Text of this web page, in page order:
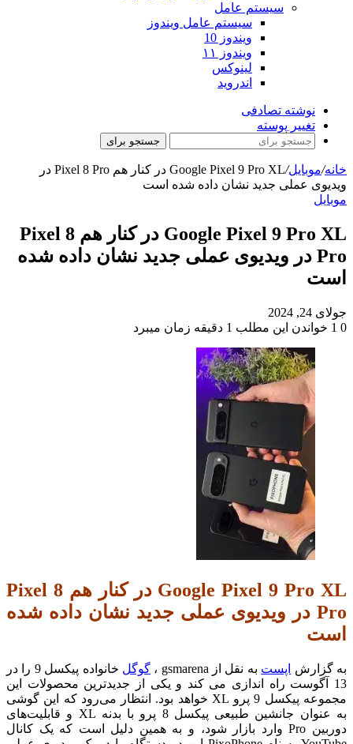
سیستم عامل
سیستم عامل ویندوز
ویندوز 10
ویندوز ۱۱
لینوکس
اندروید
نوشته تصادفی
تغییر پوسته
جستجو برای
خانه/موبایل/
Google Pixel 9 Pro XL در کنار هم Pixel 8 Pro در
ویدیوی عملی جدید نشان داده شده است
موبایل
Google Pixel 9 Pro XL در کنار هم Pixel 8
Pro در ویدیوی عملی جدید نشان داده شده
است
جولای 24, 2024
0
خواندن این مطلب 1 دقیقه زمان میبرد
Google Pixel 9 Pro XL در کنار هم Pixel 8
Pro در ویدیوی عملی جدید نشان داده شده
است
به گزارش اپست به نقل از gsmarena ، گوگل
خانواده پیکسل 9 را در
13 آگوست راه اندازی می کند و یکی از جدیدترین محصولات این
مجموعه پیکسل 9 پرو XL خواهد بود.
انتظار می‌رود که این گوشی
به عنوان جانشین طبیعی پیکسل 8 پرو با بدنه XL و قابلیت‌های
دوربین Pro وارد بازار شود، و به همین دلیل است که یک کانال